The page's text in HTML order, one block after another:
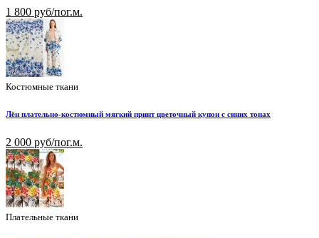
1 800 руб/пог.м.
Костюмные ткани
Лён плательно-костюмный мягкий принт цветочный купон с синих тонах
2 000 руб/пог.м.
Плательные ткани